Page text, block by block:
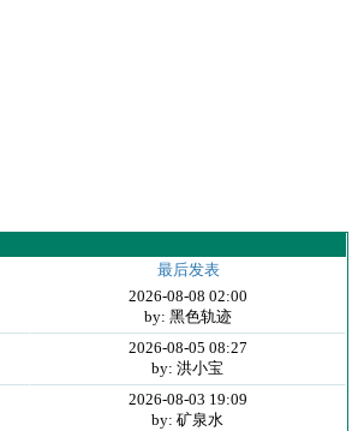
最后发表
2026-08-08 02:00
by: 黑色轨迹
2026-08-05 08:27
by: 洪小宝
2026-08-03 19:09
by: 矿泉水